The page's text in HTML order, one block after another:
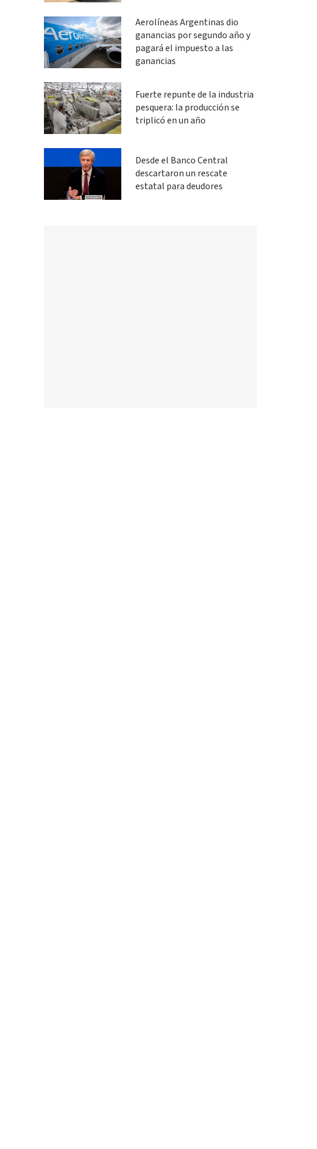
Aerolíneas Argentinas dio
ganancias por segundo año y
pagará el impuesto a las
ganancias
Fuerte repunte de la industria
pesquera: la producción se
triplicó en un año
Desde el Banco Central
descartaron un rescate
estatal para deudores